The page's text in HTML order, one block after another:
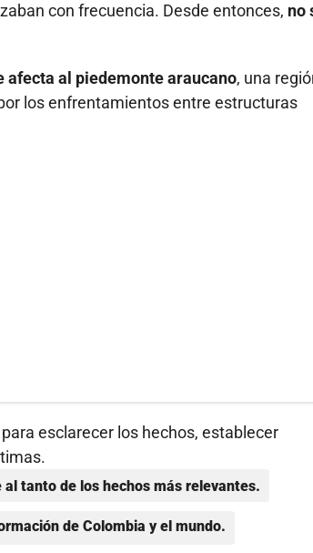
con frecuencia. Desde entonces, no
afecta al piedemonte araucano, una
los enfrentamientos entre estructuras
esclarecer los hechos, establecer
tanto de los hechos más relevantes.
de Colombia y el mundo.